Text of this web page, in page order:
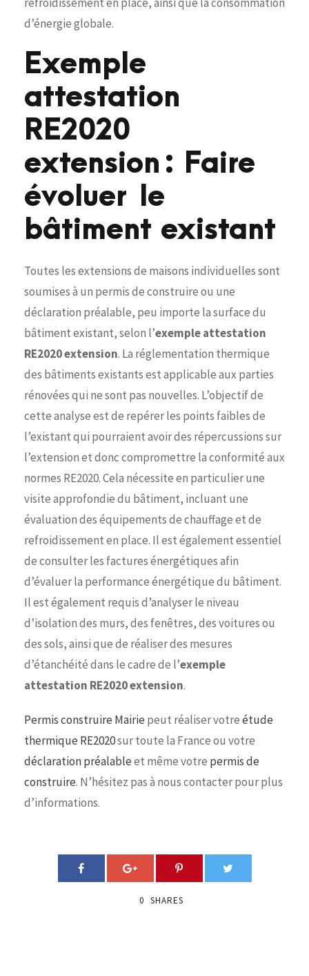
d’énergie globale.
Exemple
attestation
RE2020
extension : Faire
évoluer le
bâtiment existant
Toutes les extensions de maisons individuelles sont
soumises à un permis de construire ou une
déclaration préalable, peu importe la surface du
bâtiment existant, selon l’exemple attestation
RE2020 extension. La réglementation thermique
des bâtiments existants est applicable aux parties
rénovées qui ne sont pas nouvelles. L’objectif de
cette analyse est de repérer les points faibles de
l’existant qui pourraient avoir des répercussions sur
l’extension et donc compromettre la conformité aux
normes RE2020. Cela nécessite en particulier une
visite approfondie du bâtiment, incluant une
évaluation des équipements de chauffage et de
refroidissement en place. Il est également essentiel
de consulter les factures énergétiques afin
d’évaluer la performance énergétique du bâtiment.
Il est également requis d’analyser le niveau
d’isolation des murs, des fenêtres, des voitures ou
des sols, ainsi que de réaliser des mesures
d’étanchéité dans le cadre de l’exemple
attestation RE2020 extension.
Permis construire Mairie peut réaliser votreétude
thermique RE2020sur toute la France ou votre
déclaration préalableet même votre permis de
construire. N’hésitez pas à nous contacter pour plus
d’informations.
0 SHARES